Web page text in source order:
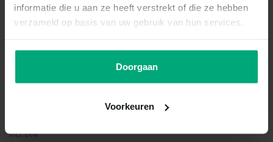
informatie die u aan ze heeft verstrekt of die ze hebben
verzameld op basis van uw gebruik van hun services.
Doorgaan
Voorkeuren
Eheim pompdeksel
Incl. btw